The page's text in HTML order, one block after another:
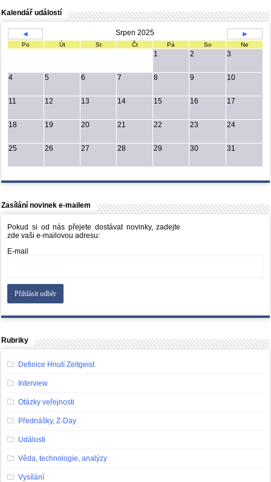
Kalendář událostí
◄ Srpen 2025 ►
Po Út St Čt Pá So Ne
1 2 3
4 5 6 7 8 9 10
11 12 13 14 15 16 17
18 19 20 21 22 23 24
25 26 27 28 29 30 31
Zasílání novinek e-mailem
Pokud si od nás přejete dostávat novinky, zadejte
zde vaši e-mailovou adresu:
E-mail
Rubriky
Definice Hnutí Zeitgeist
Interview
Otázky veřejnosti
Přednášky, Z-Day
Události
Věda, technologie, analýzy
Vysílání